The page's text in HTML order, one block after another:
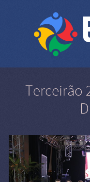
Terceirão